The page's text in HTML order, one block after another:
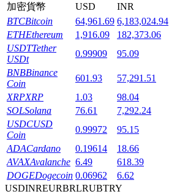
Launchpool
活期質押獲得熱門資產
鎖倉BTR
輕鬆獲得多重福利
加密貨幣 USD INR
BTCBitcoin 64,961.69 6,183,024.94
ETHEthereum 1,916.09 182,373.06
USDTTether
USDt
0.99909 95.09
BNBBinance
Coin
601.93 57,291.51
XRPXRP 1.03 98.04
SOLSolana 76.61 7,292.24
USDCUSD
Coin
0.99972 95.15
ADACardano 0.19614 18.66
AVAXAvalanche 6.49 618.39
DOGEDogecoin 0.06962 6.62
USDINREURBRLRUBTRY